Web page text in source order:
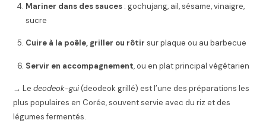
Mariner dans des sauces : gochujang, ail, sésame, vinaigre,
sucre
Cuire à la poêle, griller ou rôtir sur plaque ou au barbecue
Servir en accompagnement, ou en plat principal végétarien
→ Ledeodeok-gui(deodeok grillé) est l’une des préparations les
plus populaires en Corée, souvent servie avec du riz et des
légumes fermentés.